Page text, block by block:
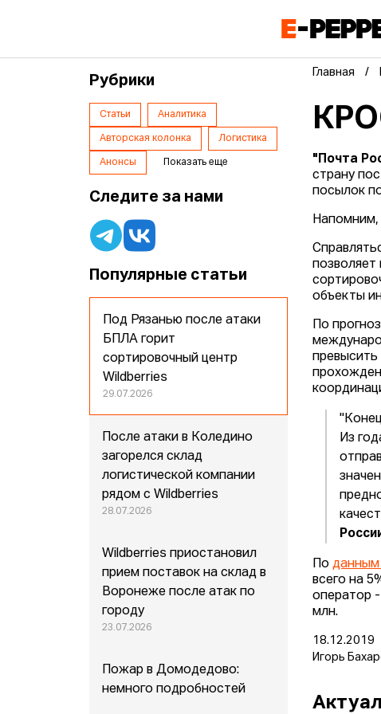
Главная
"Почта
страну
посылок
Напомним,
позволяет
объекты
По
превысить
Из
По
всего на
оператор
млн.
18.12.2019
Игорь
Рубрики
Статьи Аналитика
Авторская колонка Логистика
Анонсы Показать еще
Следите за нами
Популярные статьи
Под Рязанью после атаки
БПЛА горит
сортировочный центр
Wildberries
29.07.2026
После атаки в Коледино
загорелся склад
логистической компании
рядом с Wildberries
28.07.2026
Wildberries приостановил
прием поставок на склад в
Воронеже после атак по
городу
23.07.2026
Пожар в Домодедово:
немного подробностей